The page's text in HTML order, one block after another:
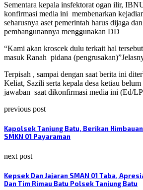
Sementara kepala insfektorat ogan ilir,
konfirmasi media ini membenarkan
seharusnya aset pemerintah harus dijaga
pembangunannya menggunakan DD
“Kami akan kroscek dulu terkait hal
masuk Ranah pidana
Terpisah , sampai dengan saat berita ini
Keliat, Sazili serta kepala desa ketiau
jawaban saat dikonfirmasi media ini (Ed/
previous post
Kapolsek Tanjung Batu, Berikan
SMKN 01 Payaraman
next post
Kepsek Dan Jajaran SMAN 01 Taba,
Dan Tim Rimau Batu Polsek Tanjung Batu